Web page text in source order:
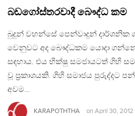
බඩගෝස්තරවාදී බෞද්ධ කම
බුදුන් වහන්සේ පෙන්වාදුන් දාර්ශනික
වෙනුවට අද බෞද්ධකම යොදා ගන්නේ
සඳහාය. එය භික්ෂු සමජායටත් ගිහි
වූ ප‍්‍රකාශයකි. ගිහි සමාජය පුරුද්දට
අවම…
KARAPOTHTHA on April 30, 2012